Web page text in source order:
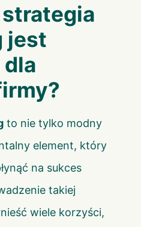
jest
to nie tylko modny
element, który
na sukces
takiej
wiele korzyści,